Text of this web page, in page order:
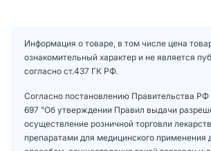
Информация о товаре, в том числе цена
ознакомительный характер и не является
согласно ст.437 ГК РФ.
Согласно постановлению Правительства РФ
697 "Об утверждении Правил выдачи
осуществление розничной торговли
препаратами для медицинского применения